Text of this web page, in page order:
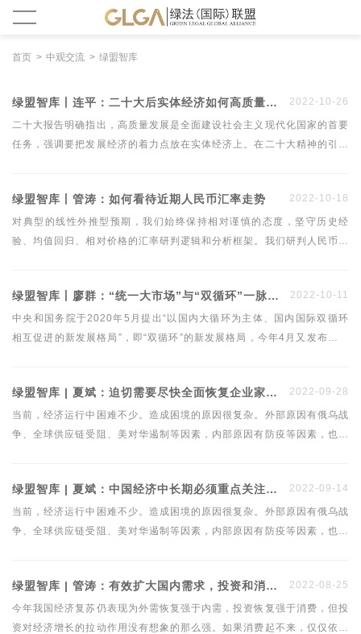
首页 中观交流 绿盟智库
绿盟智库丨连平：二十大后实体经济如何高质量发展？ 2022-10-26
二十大报告明确指出，高质量发展是全面建设社会主义现代化国家的首要
任务，强调要把发展经济的着力点放在实体经济上。在二十大精神的引领
展战略任务加快推进，势必会对实体经济相关产业产生重大而深远的影
响，拓展中长期产业投资机遇。
绿盟智库丨管涛：如何看待近期人民币汇率走势 2022-10-18
对典型的线性外推型预期，我们始终保持相对谨慎的态度，坚守历史经
验、均值回归、相对价格的汇率研判逻辑和分析框架。我们研判人民币汇
外因素共同作用的结果。迄今为止，外汇市场经受住了人民币汇率宽幅震
荡的考验。
绿盟智库丨廖群：“统一大市场”与“双循环”一脉相承 2022-10-11
中央和国务院于2020年5月提出“以国内大循环为主体、国内国际双循环
相互促进的新发展格局”，即“双循环”的新发展格局，今年4月又发布《关
关键部件——市场流通机制的加速优化。
绿盟智库 | 夏斌：迫切需要尽快全面恢复企业家的信心 2022-09-28
当前，经济运行中困难不少。造成困境的原因很复杂。外部原因有俄乌战
争、全球供应链受阻、美对华遏制等因素，内部原因有防疫等因素，也有
的因素。
绿盟智库 | 夏斌：中国经济中长期必须重点关注三大问题 2022-09-14
当前，经济运行中困难不少。造成困境的原因很复杂。外部原因有俄乌战
争、全球供应链受阻、美对华遏制等因素，内部原因有防疫等因素，也有
的因素。
绿盟智库 | 管涛：有效扩大国内需求，投资和消费一个都不能少 2022-08-25
今年我国经济复苏仍表现为外需恢复强于内需，投资恢复强于消费，但投
资对经济增长的拉动作用没有想象的那么强。如果消费起不来，仅仅依靠